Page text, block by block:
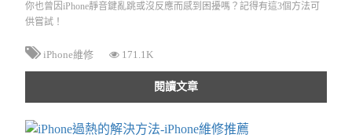
你也曾因iPhone靜音鍵亂跳或沒反應而感到困擾嗎？記得有這3個方法可
供嘗試！
iPhone維修 171.1K
閱讀文章